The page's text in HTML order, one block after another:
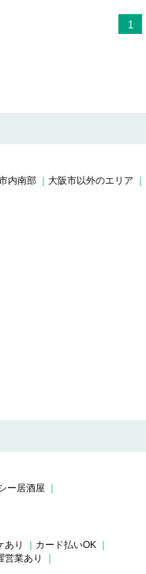
1
内南部 大阪市以外のエリア
ー居酒屋
あり
カード払いOK
営業あり